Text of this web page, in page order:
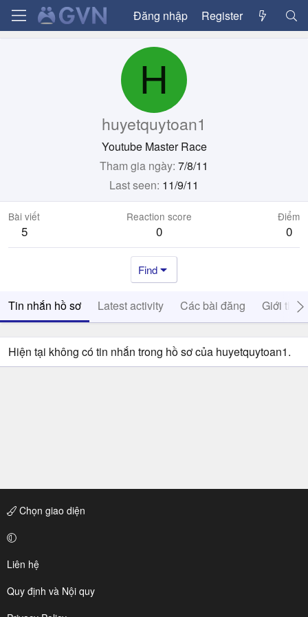
Đăng nhập Register
H
huyetquytoan1
Youtube Master Race
Tham gia ngày 7/8/11
Last seen 11/9/11
Bài viết
5
Reaction score
0
Điểm
0
Find
Tin nhắn hồ sơ Latest activity Các bài đăng Giới thiệu
Hiện tại không có tin nhắn trong hồ sơ của huyetquytoan1.
Chọn giao diện
Liên hệ
Quy định và Nội quy